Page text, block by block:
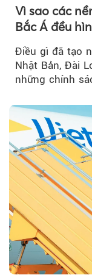
Vì sao các
Bắc Á đều
Điều gì đã tạo
Nhật Bản, Đài
những chính